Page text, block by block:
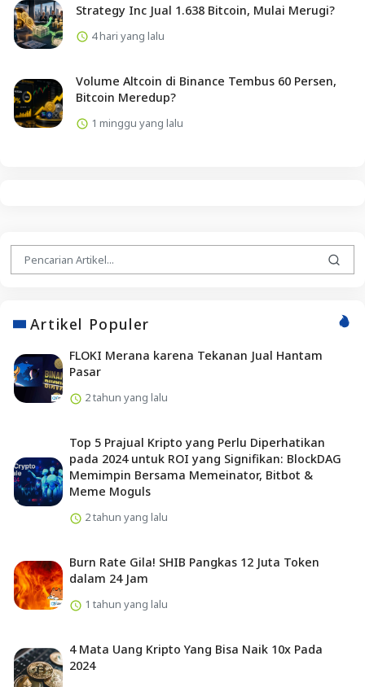
Strategy Inc Jual 1.638 Bitcoin, Mulai Merugi?
4 hari yang lalu
Volume Altcoin di Binance Tembus 60 Persen,
Bitcoin Meredup?
1 minggu yang lalu
Artikel Populer
FLOKI Merana karena Tekanan Jual Hantam
Pasar
2 tahun yang lalu
Top 5 Prajual Kripto yang Perlu Diperhatikan
pada 2024 untuk ROI yang Signifikan: BlockDAG
Memimpin Bersama Memeinator, Bitbot &
Meme Moguls
2 tahun yang lalu
Burn Rate Gila! SHIB Pangkas 12 Juta Token
dalam 24 Jam
1 tahun yang lalu
4 Mata Uang Kripto Yang Bisa Naik 10x Pada
2024